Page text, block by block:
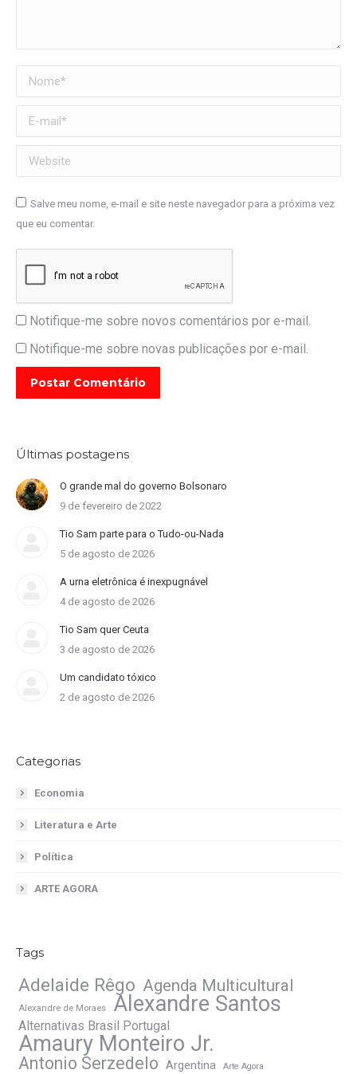
Nome *
E-mail *
Website
Salve meu nome, e-mail e site neste navegador para a próxima vez
que eu comentar.
Notifique-me sobre novos comentários por e-mail.
Notifique-me sobre novas publicações por e-mail.
Postar Comentário
Últimas postagens
O grande mal do governo Bolsonaro
9 de fevereiro de 2022
Tio Sam parte para o Tudo-ou-Nada
5 de agosto de 2026
A urna eletrônica é inexpugnável
4 de agosto de 2026
Tio Sam quer Ceuta
3 de agosto de 2026
Um candidato tóxico
2 de agosto de 2026
Categorias
Economia
Literatura e Arte
Política
ARTE AGORA
Tags
Adelaide Rêgo Agenda Multicultural
Alexandre de Moraes Alexandre Santos
Alternativas Brasil Portugal
Amaury Monteiro Jr.
Antonio Serzedelo Argentina Arte Agora